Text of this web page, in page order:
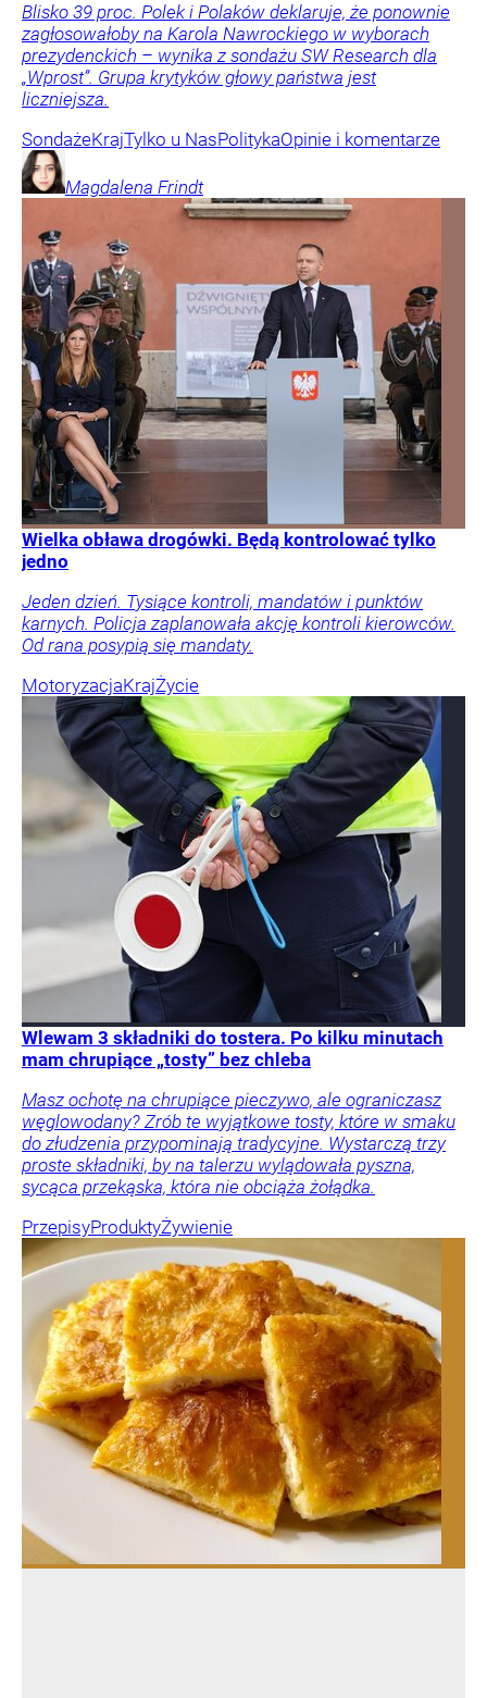
Blisko 39 proc. Polek i Polaków deklaruje, że ponownie
zagłosowałoby na Karola Nawrockiego w wyborach
prezydenckich – wynika z sondażu SW Research dla
„Wprost”. Grupa krytyków głowy państwa jest
liczniejsza.
SondażeKrajTylko u NasPolitykaOpinie i komentarze
Magdalena Frindt
Wielka obława drogówki. Będą kontrolować tylko
jedno
Jeden dzień. Tysiące kontroli, mandatów i punktów
karnych. Policja zaplanowała akcję kontroli kierowców.
Od rana posypią się mandaty.
MotoryzacjaKrajŻycie
Wlewam 3 składniki do tostera. Po kilku minutach
mam chrupiące „tosty” bez chleba
Masz ochotę na chrupiące pieczywo, ale ograniczasz
węglowodany? Zrób te wyjątkowe tosty, które w smaku
do złudzenia przypominają tradycyjne. Wystarczą trzy
proste składniki, by na talerzu wylądowała pyszna,
sycąca przekąska, która nie obciąża żołądka.
PrzepisyProduktyŻywienie